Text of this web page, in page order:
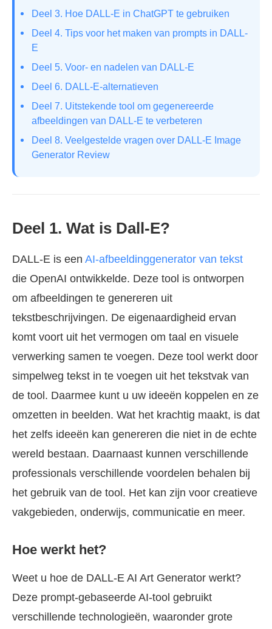
Deel 3. Hoe DALL-E in ChatGPT te gebruiken
Deel 4. Tips voor het maken van prompts in DALL-
E
Deel 5. Voor- en nadelen van DALL-E
Deel 6. DALL-E-alternatieven
Deel 7. Uitstekende tool om gegenereerde
afbeeldingen van DALL-E te verbeteren
Deel 8. Veelgestelde vragen over DALL-E Image
Generator Review
Deel 1. Wat is Dall-E?
DALL-E is een AI-afbeeldinggenerator van tekst
die OpenAI ontwikkelde. Deze tool is ontworpen
om afbeeldingen te genereren uit
tekstbeschrijvingen. De eigenaardigheid ervan
komt voort uit het vermogen om taal en visuele
verwerking samen te voegen. Deze tool werkt door
simpelweg tekst in te voegen uit het tekstvak van
de tool. Daarmee kunt u uw ideeën koppelen en ze
omzetten in beelden. Wat het krachtig maakt, is dat
het zelfs ideeën kan genereren die niet in de echte
wereld bestaan. Daarnaast kunnen verschillende
professionals verschillende voordelen behalen bij
het gebruik van de tool. Het kan zijn voor creatieve
vakgebieden, onderwijs, communicatie en meer.
Hoe werkt het?
Weet u hoe de DALL-E AI Art Generator werkt?
Deze prompt-gebaseerde AI-tool gebruikt
verschillende technologieën, waaronder grote